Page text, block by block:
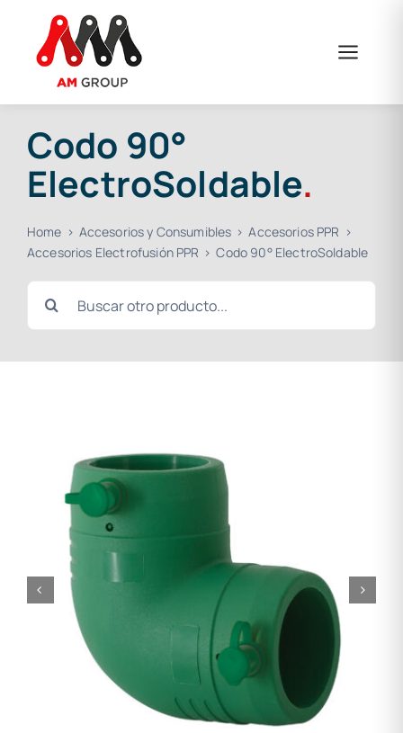
contenido
Codo 90°
ElectroSoldable.
Home Accesorios y Consumibles
Accesorios PPR
Accesorios Electrofusión PPR
Codo 90° ElectroSoldable
Buscar: